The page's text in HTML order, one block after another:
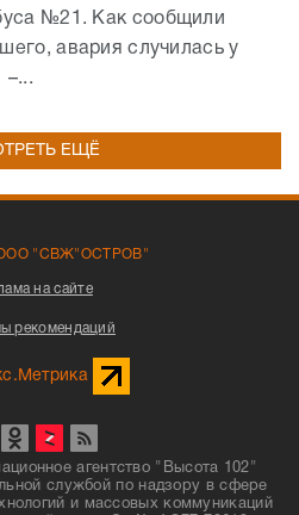
№21. Как сообщили
авария случилась у
–...
ЕЩЁ
ООО "СВЖ"ОСТРОВ"
на сайте
рекомендаций
агентство "Высота 102"
службой по надзору в сфере
и массовых коммуникаций